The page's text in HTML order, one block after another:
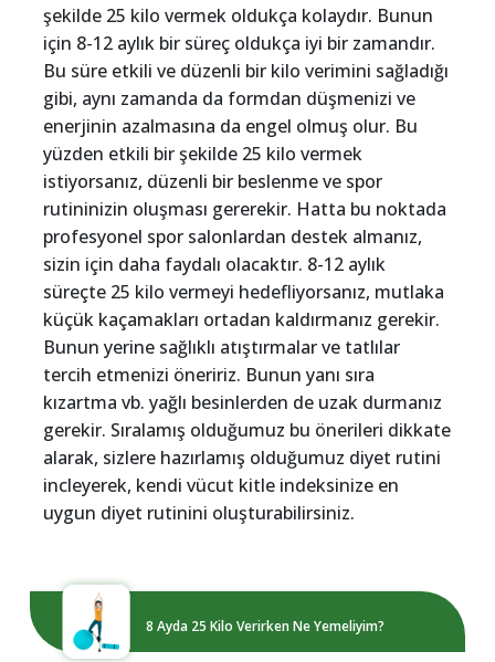
şekilde 25 kilo vermek oldukça kolaydır. Bunun
için 8-12 aylık bir süreç oldukça iyi bir zamandır.
Bu süre etkili ve düzenli bir kilo verimini sağladığı
gibi, aynı zamanda da formdan düşmenizi ve
enerjinin azalmasına da engel olmuş olur. Bu
yüzden etkili bir şekilde 25 kilo vermek
istiyorsanız, düzenli bir beslenme ve spor
rutininizin oluşması gererekir. Hatta bu noktada
profesyonel spor salonlardan destek almanız,
sizin için daha faydalı olacaktır. 8-12 aylık
süreçte 25 kilo vermeyi hedefliyorsanız, mutlaka
küçük kaçamakları ortadan kaldırmanız gerekir.
Bunun yerine sağlıklı atıştırmalar ve tatlılar
tercih etmenizi öneririz. Bunun yanı sıra
kızartma vb. yağlı besinlerden de uzak durmanız
gerekir. Sıralamış olduğumuz bu önerileri dikkate
alarak, sizlere hazırlamış olduğumuz diyet rutini
incleyerek, kendi vücut kitle indeksinize en
uygun diyet rutinini oluşturabilirsiniz.
8 Ayda 25 Kilo Verirken Ne Yemeliyim?